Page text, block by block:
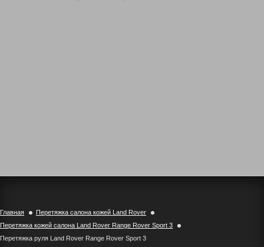
Главная
Перетяжка салона кожей Land Rover
Перетяжка кожей салона Land Rover Range Rover Sport 3
Перетяжка руля Land Rover Range Rover Sport 3